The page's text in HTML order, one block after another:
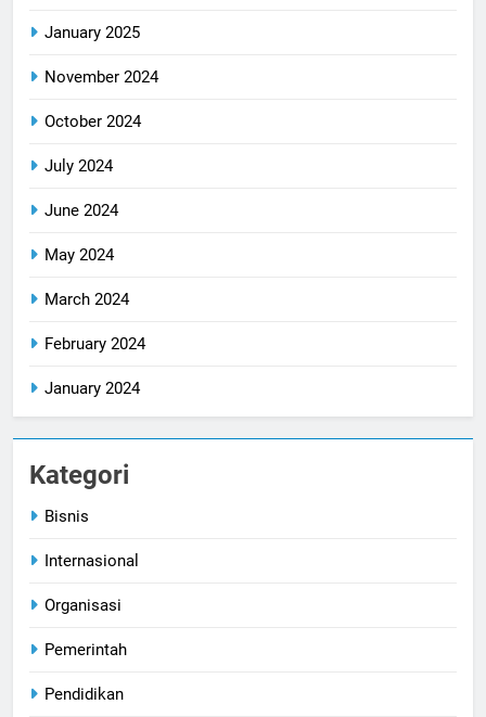
January 2025
November 2024
October 2024
July 2024
June 2024
May 2024
March 2024
February 2024
January 2024
Kategori
Bisnis
Internasional
Organisasi
Pemerintah
Pendidikan